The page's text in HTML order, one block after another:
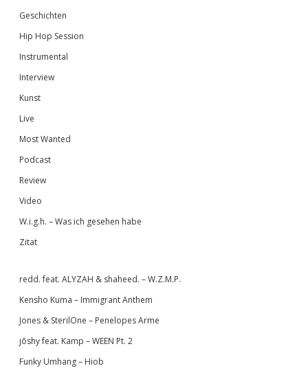
Geschichten
Hip Hop Session
Instrumental
Interview
Kunst
Live
Most Wanted
Podcast
Review
Video
W.i.g.h. – Was ich gesehen habe
Zitat
redd. feat. ALYZAH & shaheed. – W.Z.M.P.
Kensho Kuma – Immigrant Anthem
Jones & SterilOne – Penelopes Arme
jōshy feat. Kamp – WEEN Pt. 2
Funky Umhang – Hiob